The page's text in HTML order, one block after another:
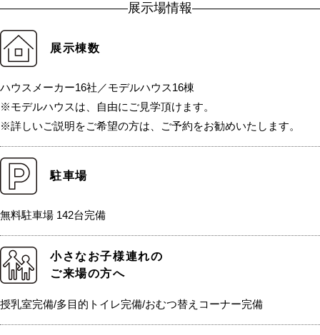
展示場情報
展示棟数
ハウスメーカー16社／モデルハウス16棟
※モデルハウスは、自由にご見学頂けます。
※詳しいご説明をご希望の方は、ご予約をお勧めいたします。
駐車場
無料駐車場 142台完備
小さなお子様連れの
ご来場の方へ
授乳室完備/多目的トイレ完備/おむつ替えコーナー完備